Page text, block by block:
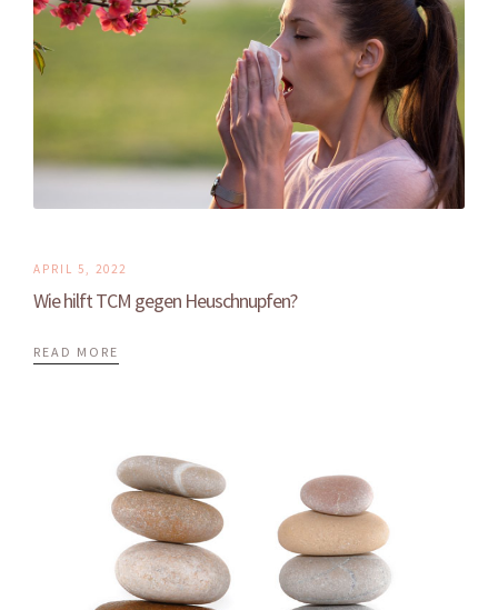
APRIL 5, 2022
Wie hilft TCM gegen Heuschnupfen?
READ MORE